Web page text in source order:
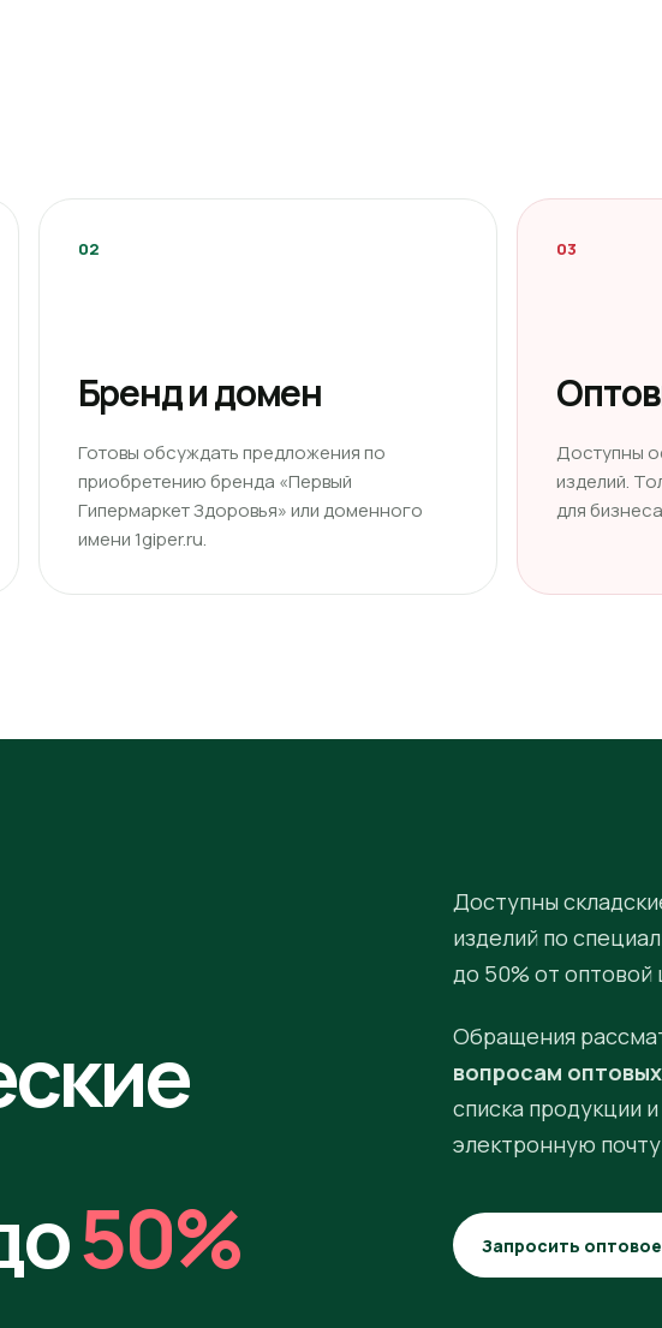
02
Бренд и домен
Готовы обсуждать предложения по
приобретению бренда «Первый
Гипермаркет Здоровья» или доменного
имени 1giper.ru.
03
Доступны
изделий.
для
50%
Доступны
изделий по
до 50% от оптовой
Обращения
вопросам
списка продукции
электронную
Запросить